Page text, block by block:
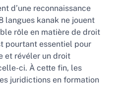
d’une reconnaissance
langues kanak ne jouent
rôle en matière de droit
pourtant essentiel pour
et révéler un droit
ci. À cette fin, les
juridictions en formation